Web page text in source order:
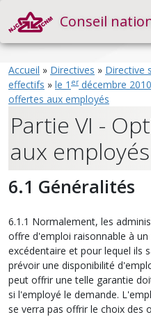
Conseil
Accueil » Directives » Directive
effectifs » le 1 erdécembre 2010
offertes aux employés
Partie VI -
aux employés
6.1 Généralités
6.1.1 Normalement, les
offre d'emploi raisonnable à
excédentaire et pour lequel ils
prévoir une disponibilité
peut offrir une telle garantie
si l'employé le demande.
se verra pas offrir le choix des